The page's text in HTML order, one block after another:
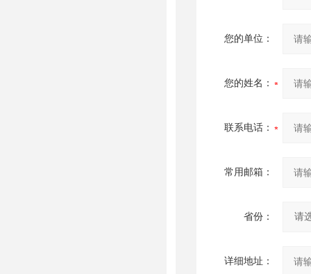
您的单位：
您的姓名：
联系电话：
常用邮箱：
省份：
详细地址：